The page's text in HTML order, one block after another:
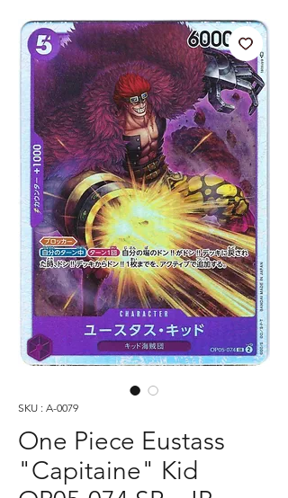
SKU : A-0079
One Piece Eustass
"Capitaine" Kid